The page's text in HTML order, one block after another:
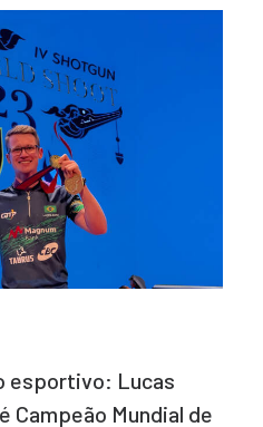
esportivo: Lucas
Campeão Mundial de